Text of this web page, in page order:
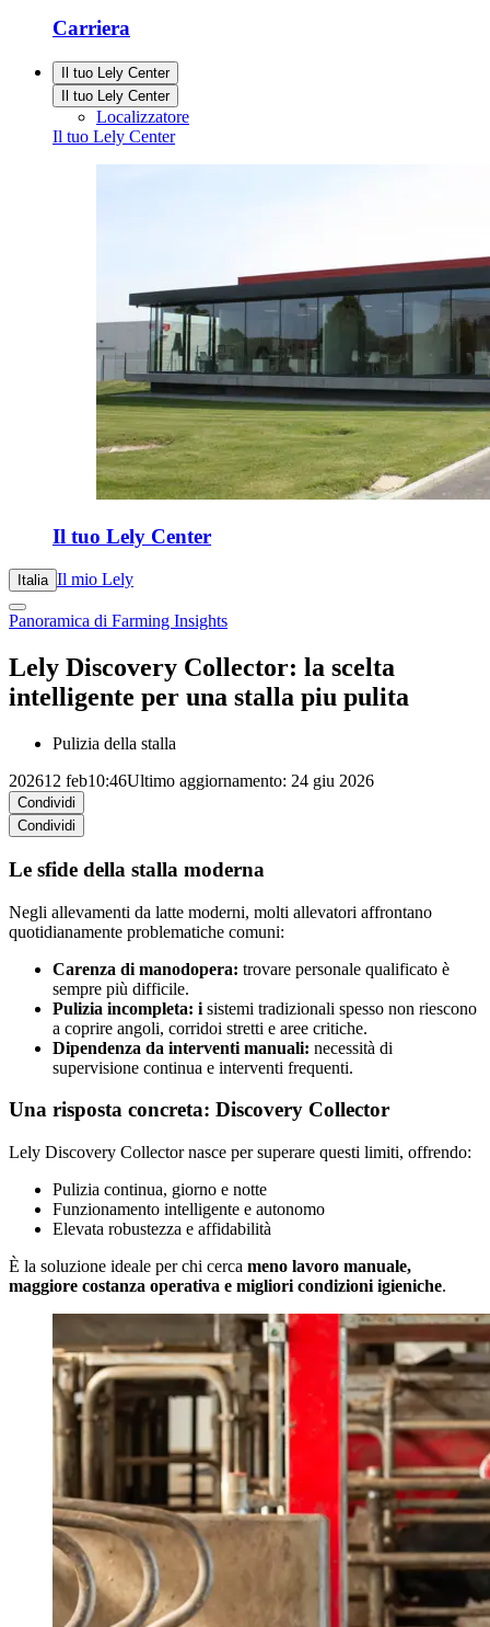
Carriera
Il tuo Lely Center
Il tuo Lely Center
Localizzatore
Il tuo Lely Center
Il tuo Lely Center
Italia Il mio Lely
Panoramica di Farming Insights
Lely Discovery Collector: la scelta
intelligente per una stalla piu pulita
Pulizia della stalla
202612 feb10:46Ultimo aggiornamento: 24 giu 2026
Condividi
Condividi
Le sfide della stalla moderna
Negli allevamenti da latte moderni, molti allevatori affrontano
quotidianamente problematiche comuni:
Carenza di manodopera: trovare personale qualificato è
sempre più difficile.
Pulizia incompleta: i sistemi tradizionali spesso non riescono
a coprire angoli, corridoi stretti e aree critiche.
Dipendenza da interventi manuali: necessità di
supervisione continua e interventi frequenti.
Una risposta concreta: Discovery Collector
Lely Discovery Collector nasce per superare questi limiti, offrendo:
Pulizia continua, giorno e notte
Funzionamento intelligente e autonomo
Elevata robustezza e affidabilità
È la soluzione ideale per chi cerca meno lavoro manuale,
maggiore costanza operativa e migliori condizioni igieniche.